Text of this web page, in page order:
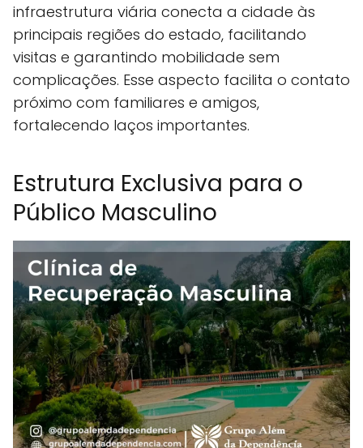
infraestrutura viária conecta a cidade às
principais regiões do estado, facilitando
visitas e garantindo mobilidade sem
complicações. Esse aspecto facilita o contato
próximo com familiares e amigos,
fortalecendo laços importantes.
Estrutura Exclusiva para o
Público Masculino